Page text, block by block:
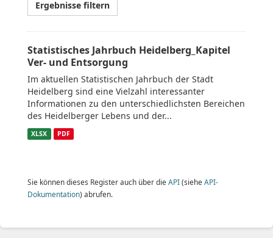
Ergebnisse filtern
Statistisches Jahrbuch Heidelberg_Kapitel
Ver- und Entsorgung
Im aktuellen Statistischen Jahrbuch der Stadt
Heidelberg sind eine Vielzahl interessanter
Informationen zu den unterschiedlichsten Bereichen
des Heidelberger Lebens und der...
XLSX PDF
Sie können dieses Register auch über die API(siehe API-
Dokumentation) abrufen.